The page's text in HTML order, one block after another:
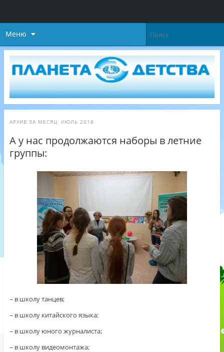
Меню
АРХИВ ЗА МЕСЯЦ: ИЮЛЬ 2018
А у нас продолжаются наборы в летние
группы:
– в школу танцев;
– в школу китайского языка;
– в школу юного журналиста;
– в школу видеомонтажа;